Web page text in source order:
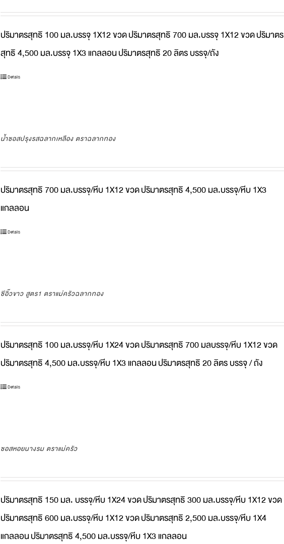
ปริมาตรสุทธิ 100 มล.บรรจุ 1X12 ขวดปริมาตรสุทธิ 700 มล.บรรจุ 1X12 ขวดปริมาตร
สุทธิ 4,500 มล.บรรจุ 1X3 แกลลอนปริมาตรสุทธิ 20 ลิตร บรรจุ/ถัง
Details
น้ำซอสปรุงรสฉลากเหลือง ตราฉลากทอง
ปริมาตรสุทธิ 700 มล.บรรจุ/หีบ 1X12 ขวดปริมาตรสุทธิ 4,500 มล.บรรจุ/หีบ 1X3
แกลลอน
Details
ซีอิ๊วขาว สูตร1 ตราแม่ครัวฉลากทอง
ปริมาตรสุทธิ 100 มล.บรรจุ/หีบ 1X24 ขวดปริมาตรสุทธิ 700 มลบรรจุ/หีบ 1X12 ขวด
ปริมาตรสุทธิ 4,500 มล.บรรจุ/หีบ 1X3 แกลลอนปริมาตรสุทธิ 20 ลิตร บรรจุ / ถัง
Details
ซอสหอยนางรม ตราแม่ครัว
ปริมาตรสุทธิ 150 มล. บรรจุ/หีบ 1X24 ขวดปริมาตรสุทธิ 300 มล.บรรจุ/หีบ 1X12 ขวด
ปริมาตรสุทธิ 600 มล.บรรจุ/หีบ 1X12 ขวดปริมาตรสุทธิ 2,500 มล.บรรจุ/หีบ 1X4
แกลลอนปริมาตรสุทธิ 4,500 มล.บรรจุ/หีบ 1X3 แกลลอน